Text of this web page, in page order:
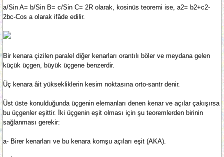
a/Sin A= b/Sin B= c/Sin C= 2R olarak, kosinüs teoremi ise, a2= b2+c2-
2bc-Cos a olarak ifâde edilir.
Bir kenara çizilen paralel diğer kenarları orantılı böler ve meydana gelen
küçük üçgen, büyük üçgene benzerdir.
Üç kenara âit yüksekliklerin kesim noktasına orto-santr denir.
Üst üste konulduğunda üçgenin elemanları denen kenar ve açılar çakışırsa
bu üçgenler eşittir. İki üçgenin eşit olması için şu teoremlerden birinin
sağlanması gerekir:
a- Birer kenarları ve bu kenara komşu açıları eşit (AKA).